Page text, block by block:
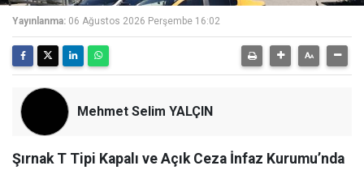
Yayınlanma: 06 Ağustos 2026 Perşembe 16:02
Mehmet Selim YALÇIN
Şırnak T Tipi Kapalı ve Açık Ceza İnfaz Kurumu’nda